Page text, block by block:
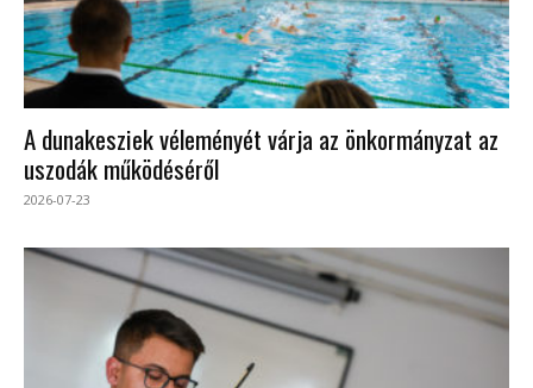
A dunakesziek véleményét várja az önkormányzat az
uszodák működéséről
2026-07-23